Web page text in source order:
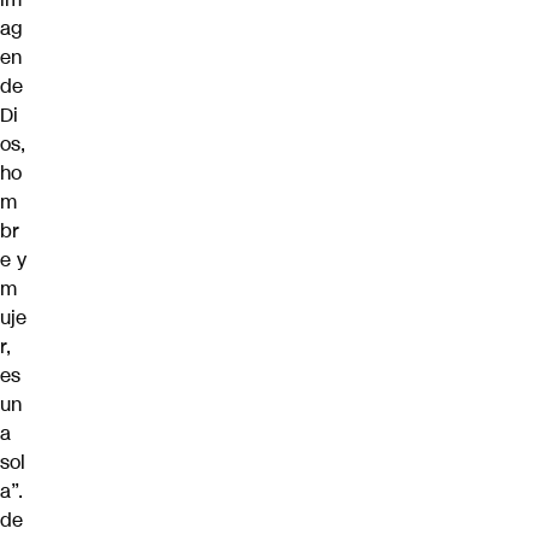
ag
en
de
Di
os,
ho
m
br
e y
m
uje
r,
es
un
a
sol
a”.
de